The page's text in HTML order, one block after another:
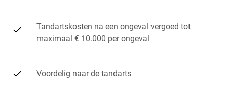
Tandartskosten na een ongeval vergoed tot
maximaal € 10.000 per ongeval
Voordelig naar de tandarts